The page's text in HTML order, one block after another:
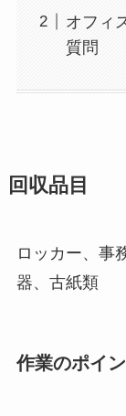
オフィ
質問
回収品目
ロッカー、事
器、古紙類
作業のポイ